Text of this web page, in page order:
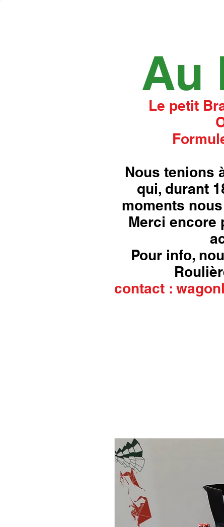
Au
Le petit
Nous tenions
qui, durant
moments
Merci encore
Pour info,
contact :